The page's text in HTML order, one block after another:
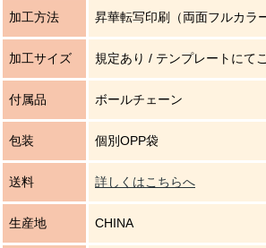
加工方法 昇華転写印刷（両面フルカラ
加工サイズ 規定あり / テンプレートにて
付属品 ボールチェーン
包装 個別OPP袋
送料 詳しくはこちらへ
生産地 CHINA